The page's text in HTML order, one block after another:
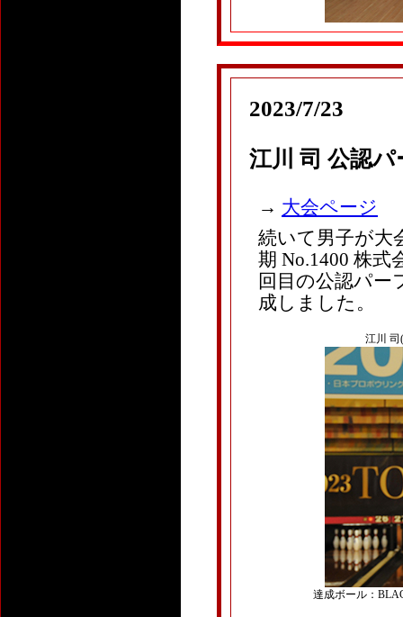
2023/7/23
江川 司 公認
→ 大会ページ
続いて男子が大
期 No.1400 株式
回目の公認パー
成しました。
江川 司
達成ボール：